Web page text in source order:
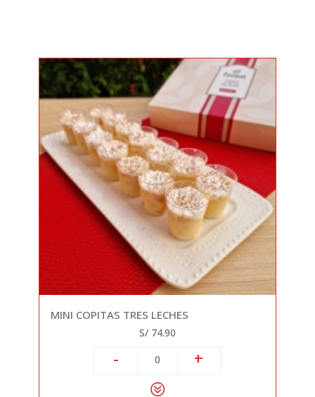
MINI COPITAS TRES LECHES
S/ 74.90
- 0 +